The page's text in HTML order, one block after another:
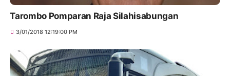
Tarombo Pomparan Raja Silahisabungan
3/01/2018 12:19:00 PM